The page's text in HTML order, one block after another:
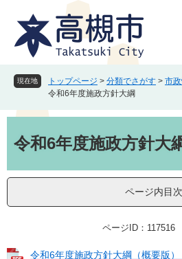
現在地 トップページ > 分類でさがす > 市
令和6年度施政方針大綱
令和6年度施政方針大
ページ内目次
ページID：117516
令和6年度施政方針大綱（概要版）